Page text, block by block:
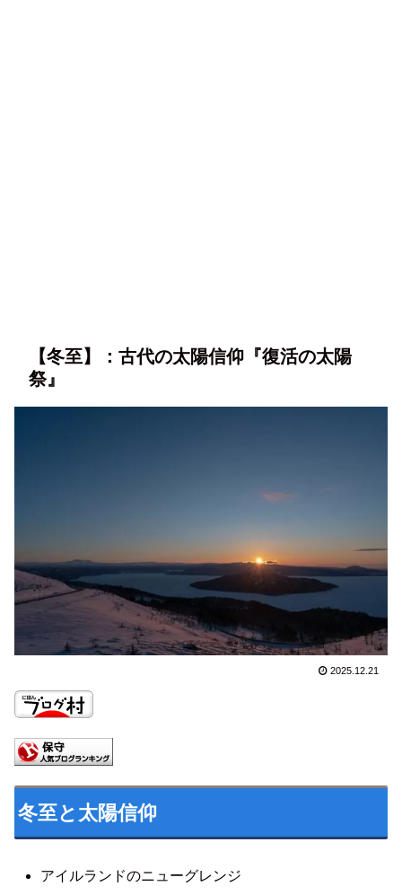
【冬至】：古代の太陽信仰『復活の太陽
祭』
2025.12.21
冬至と太陽信仰
アイルランドのニューグレンジ